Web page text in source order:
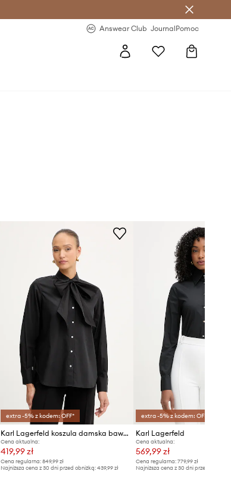
Answear Club JournalPomoc
extra -5% z kodem: OFF*
Karl Lagerfeld koszula damska bawełniana
Cena aktualna:
419,99 zł
Cena regularna:849,99 zł
Najniższa cena z 30 dni przed obniżką:439,99 zł
extra -5% z kodem: OFF*
Karl Lagerfeld
Cena aktualna:
569,99 zł
Cena regularna: 779,99 zł
Najniższa cena z 30 dni przed obniżką: